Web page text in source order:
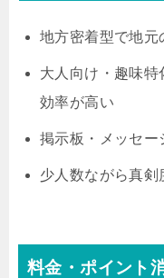
地方密着型で地元
大人向け・趣味
効率が高い
掲示板・メッセー
少人数ながら真
料金・ポイント